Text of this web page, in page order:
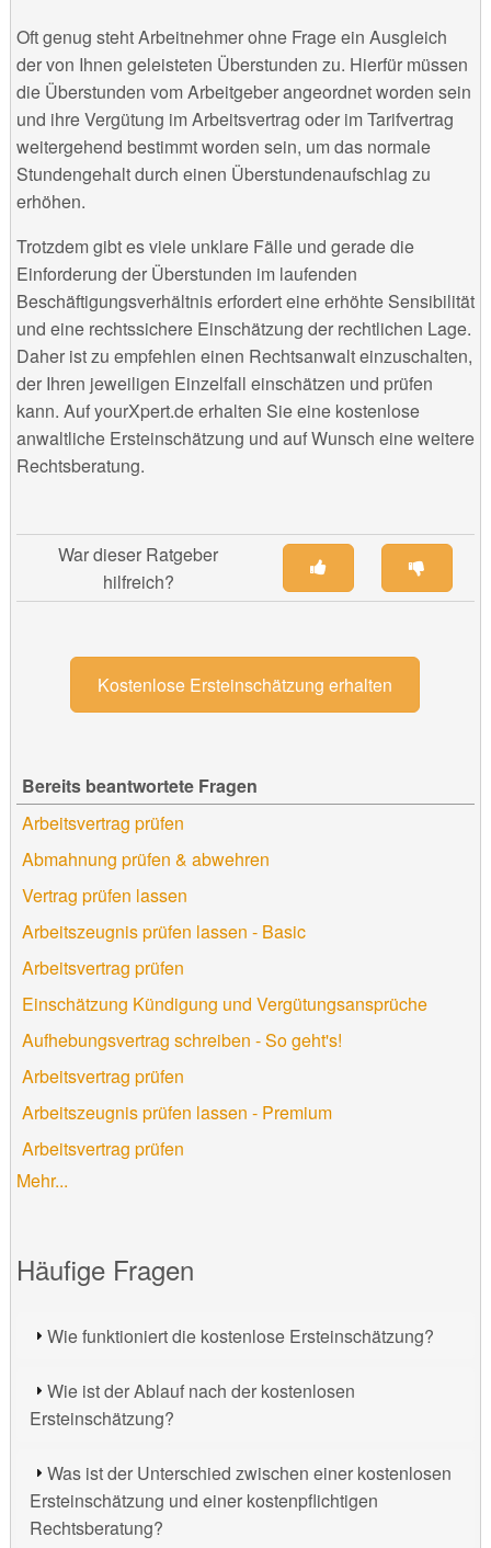
Oft genug steht Arbeitnehmer ohne Frage ein Ausgleich
der von Ihnen geleisteten Überstunden zu. Hierfür müssen
die Überstunden vom Arbeitgeber angeordnet worden sein
und ihre Vergütung im Arbeitsvertrag oder im Tarifvertrag
weitergehend bestimmt worden sein, um das normale
Stundengehalt durch einen Überstundenaufschlag zu
erhöhen.
Trotzdem gibt es viele unklare Fälle und gerade die
Einforderung der Überstunden im laufenden
Beschäftigungsverhältnis erfordert eine erhöhte Sensibilität
und eine rechtssichere Einschätzung der rechtlichen Lage.
Daher ist zu empfehlen einen Rechtsanwalt einzuschalten,
der Ihren jeweiligen Einzelfall einschätzen und prüfen
kann. Auf yourXpert.de erhalten Sie eine kostenlose
anwaltliche Ersteinschätzung und auf Wunsch eine weitere
Rechtsberatung.
War dieser Ratgeber
hilfreich?
Kostenlose Ersteinschätzung erhalten
Bereits beantwortete Fragen
Arbeitsvertrag prüfen
Abmahnung prüfen & abwehren
Vertrag prüfen lassen
Arbeitszeugnis prüfen lassen - Basic
Arbeitsvertrag prüfen
Einschätzung Kündigung und Vergütungsansprüche
Aufhebungsvertrag schreiben - So geht's!
Arbeitsvertrag prüfen
Arbeitszeugnis prüfen lassen - Premium
Arbeitsvertrag prüfen
Mehr...
Häufige Fragen
Wie funktioniert die kostenlose Ersteinschätzung?
Wie ist der Ablauf nach der kostenlosen
Ersteinschätzung?
Was ist der Unterschied zwischen einer kostenlosen
Ersteinschätzung und einer kostenpflichtigen
Rechtsberatung?